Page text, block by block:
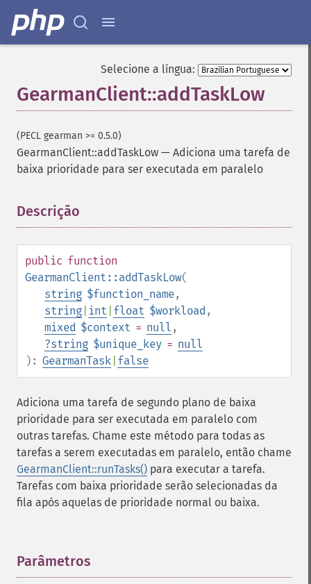
Selecione a língua:
GearmanClient::addTaskLow
(PECL gearman >= 0.5.0)
GearmanClient::addTaskLow — Adiciona uma tarefa de
baixa prioridade para ser executada em paralelo
Descrição
public function
GearmanClient::addTaskLow(
string $function_name,
string int float $workload ,
mixed $context = null ,
?string $unique_key = null
): GearmanTask false
Adiciona uma tarefa de segundo plano de baixa
prioridade para ser executada em paralelo com
outras tarefas. Chame este método para todas as
tarefas a serem executadas em paralelo, então chame
GearmanClient::runTasks() para executar a tarefa.
Tarefas com baixa prioridade serão selecionadas da
fila após aquelas de prioridade normal ou baixa.
Parâmetros